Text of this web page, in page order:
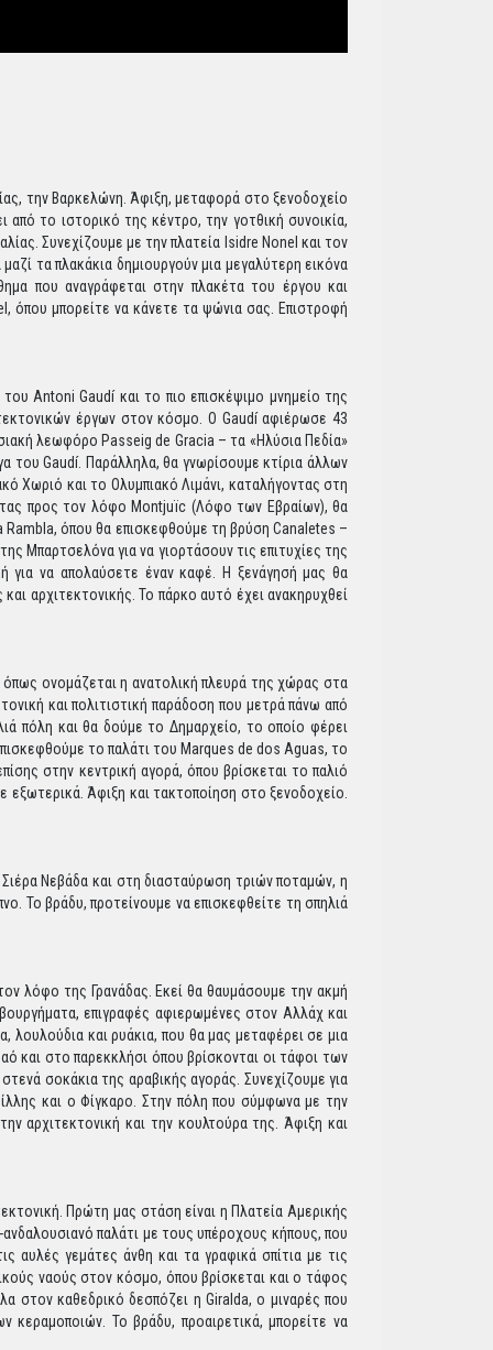
την Βαρκελώνη. Άφιξη, μεταφορά στο ξενοδοχείο
το ιστορικό της κέντρο, την γοτθική συνοικία,
Συνεχίζουμε με την πλατεία Isidre Nonel και τον
τα πλακάκια δημιουργούν μια μεγαλύτερη εικόνα
που αναγράφεται στην πλακέτα του έργου και
όπου μπορείτε να κάνετε τα ψώνια σας. Επιστροφή
Antoni Gaudí και το πιο επισκέψιμο μνημείο της
έργων στον κόσμο. Ο Gaudí αφιέρωσε 43
λεωφόρο Passeig de Gracia – τα «Ηλύσια Πεδία»
του Gaudí. Παράλληλα, θα γνωρίσουμε κτίρια άλλων
Χωριό και το Ολυμπιακό Λιμάνι, καταλήγοντας στη
προς τον λόφο Montjuïc (Λόφο των Εβραίων), θα
Rambla, όπου θα επισκεφθούμε τη βρύση Canaletes –
Μπαρτσελόνα για να γιορτάσουν τις επιτυχίες της
για να απολαύσετε έναν καφέ. Η ξενάγησή μας θα
αρχιτεκτονικής. Το πάρκο αυτό έχει ανακηρυχθεί
όπως ονομάζεται η ανατολική πλευρά της χώρας στα
και πολιτιστική παράδοση που μετρά πάνω από
πόλη και θα δούμε το Δημαρχείο, το οποίο φέρει
το παλάτι του Marques de dos Aguas, το
στην κεντρική αγορά, όπου βρίσκεται το παλιό
Άφιξη και τακτοποίηση στο ξενοδοχείο.
Νεβάδα και στη διασταύρωση τριών ποταμών, η
Το βράδυ, προτείνουμε να επισκεφθείτε τη σπηλιά
λόφο της Γρανάδας. Εκεί θα θαυμάσουμε την ακμή
επιγραφές αφιερωμένες στον Αλλάχ και
λουλούδια και ρυάκια, που θα μας μεταφέρει σε μια
και στο παρεκκλήσι όπου βρίσκονται οι τάφοι των
σοκάκια της αραβικής αγοράς. Συνεχίζουμε για
και ο Φίγκαρο. Στην πόλη που σύμφωνα με την
αρχιτεκτονική και την κουλτούρα της. Άφιξη και
Πρώτη μας στάση είναι η Πλατεία Αμερικής
παλάτι με τους υπέροχους κήπους, που
αυλές γεμάτες άνθη και τα γραφικά σπίτια με τις
ναούς στον κόσμο, όπου βρίσκεται και ο τάφος
στον καθεδρικό δεσπόζει η Giralda, ο μιναρές που
κεραμοποιών. Το βράδυ, προαιρετικά, μπορείτε να